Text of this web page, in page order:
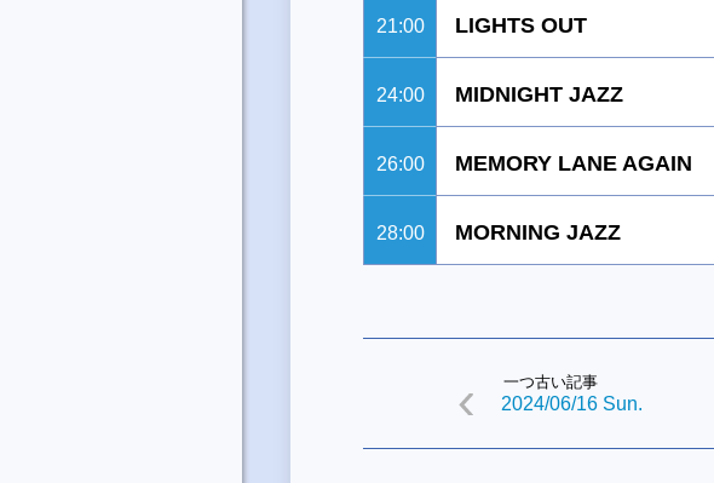
21:00 LIGHTS OUT
24:00 MIDNIGHT JAZZ
26:00 MEMORY LANE AGAIN
28:00 MORNING JAZZ
一つ古い記事
2024/06/16 Sun.